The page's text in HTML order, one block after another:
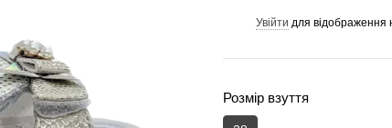
Увійти для відображення
Розмір взуття